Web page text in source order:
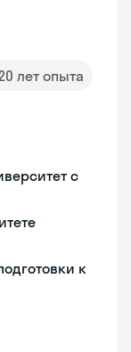
лет опыта
с
к